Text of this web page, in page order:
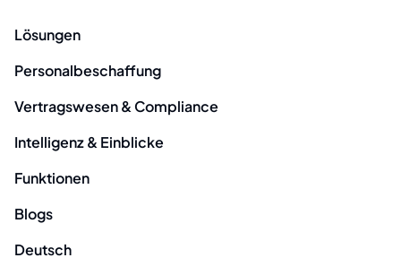
Lösungen
Personalbeschaffung
Vertragswesen & Compliance
Intelligenz & Einblicke
Funktionen
Blogs
Deutsch